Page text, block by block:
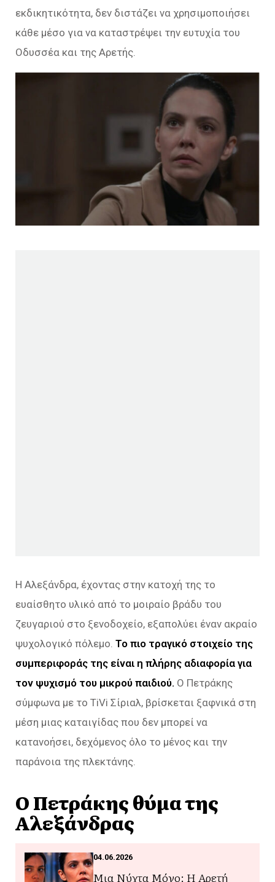
εκδικητικότητα, δεν διστάζει να χρησιμοποιήσει
κάθε μέσο για να καταστρέψει την ευτυχία του
Οδυσσέα και της Αρετής.
Η Αλεξάνδρα, έχοντας στην κατοχή της το
ευαίσθητο υλικό από το μοιραίο βράδυ του
ζευγαριού στο ξενοδοχείο, εξαπολύει έναν ακραίο
ψυχολογικό πόλεμο. Το πιο τραγικό στοιχείο της
συμπεριφοράς της είναι η πλήρης αδιαφορία για
τον ψυχισμό του μικρού παιδιού. Ο Πετράκης
σύμφωνα με το TiVi Σίριαλ, βρίσκεται ξαφνικά στη
μέση μιας καταιγίδας που δεν μπορεί να
κατανοήσει, δεχόμενος όλο το μένος και την
παράνοια της πλεκτάνης.
Ο Πετράκης θύμα της
Αλεξάνδρας
04.06.2026
Μια Νύχτα Μόνο: Η Αρετή